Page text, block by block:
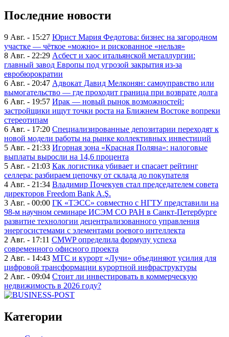
Последние новости
9 Авг. - 15:27 Юрист Мария Федотова: бизнес на загородном
участке — чёткое «можно» и рискованное «нельзя»
8 Авг. - 22:29 Асбест и хаос итальянской металлургии:
главный завод Европы под угрозой закрытия из-за
евробюрократии
6 Авг. - 20:47 Адвокат Давид Мелконян: самоуправство или
вымогательство — где проходит граница при возврате долга
6 Авг. - 19:57 Ирак — новый рынок возможностей:
застройщики ищут точки роста на Ближнем Востоке вопреки
стереотипам
6 Авг. - 17:20 Специализированные депозитарии переходят к
новой модели работы на рынке коллективных инвестиций
5 Авг. - 21:33 Игорная зона «Красная Поляна»: налоговые
выплаты выросли на 14,6 процента
5 Авг. - 21:03 Как логистика убивает и спасает рейтинг
селлера: разбираем цепочку от склада до покупателя
4 Авг. - 21:34 Владимир Почекуев стал председателем совета
директоров Freedom Bank A.Ş.
3 Авг. - 00:00 ГК «ТЭСС» совместно с НГТУ представили на
98-м научном семинаре ИСЭМ СО РАН в Санкт-Петербурге
развитие технологии децентрализованного управления
энергосистемами с элементами роевого интеллекта
2 Авг. - 17:11 CMWP определила формулу успеха
современного офисного проекта
2 Авг. - 14:43 МТС и курорт «Лучи» объединяют усилия для
цифровой трансформации курортной инфраструктуры
2 Авг. - 09:04 Стоит ли инвестировать в коммерческую
недвижимость в 2026 году?
Категории